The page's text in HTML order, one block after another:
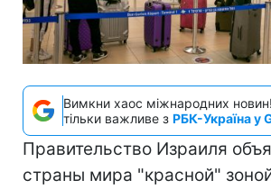
Вимкни хаос міжнародних
тільки важливе з РБК-Україна у
Правительство Израиля
страны мира "красной"